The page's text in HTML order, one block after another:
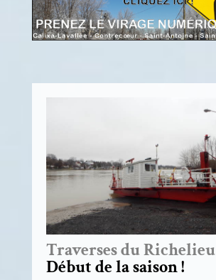
Traverses du Richelieu
Début de la saison !